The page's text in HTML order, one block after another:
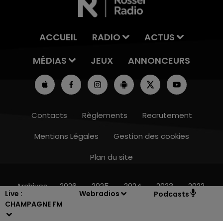
Live :
CHAMPAGNE FM
Webradios Podcasts
10h00 - 14h00
ACCUEIL RADIO
ACTUS
MÉDIAS
JEUX ANNONCEURS
Contacts Règlements
Recrutement
Mentions Légales
Gestion des cookies
Plan du site
Archives 2026 2025 2024 2023 2022